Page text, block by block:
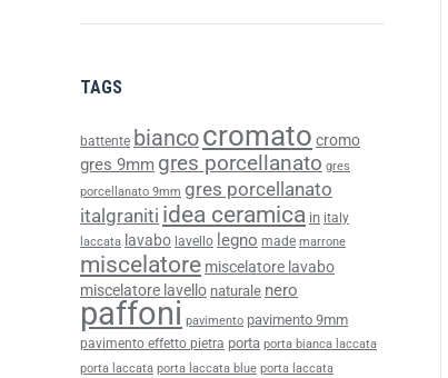
TAGS
battente biancocromato cromo
gres 9mm gres porcellanato gres
porcellanato 9mm gres porcellanato
italgraniti idea ceramica in italy
laccata lavabo lavello legno made marrone
miscelatore miscelatore lavabo
miscelatore lavello naturale nero
paffoni pavimento pavimento 9mm
pavimento effetto pietra porta porta bianca laccata
porta laccata porta laccata blue porta laccata